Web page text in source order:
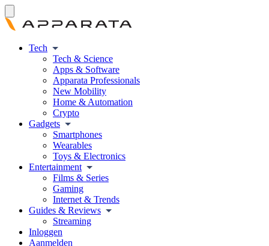
Tech
Tech & Science
Apps & Software
Apparata Professionals
New Mobility
Home & Automation
Crypto
Gadgets
Smartphones
Wearables
Toys & Electronics
Entertainment
Films & Series
Gaming
Internet & Trends
Guides & Reviews
Streaming
Inloggen
Aanmelden